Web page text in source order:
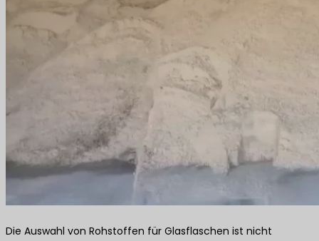
Die Auswahl von Rohstoffen für Glasflaschen ist nicht